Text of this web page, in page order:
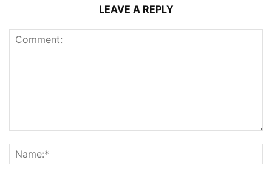
LEAVE A REPLY